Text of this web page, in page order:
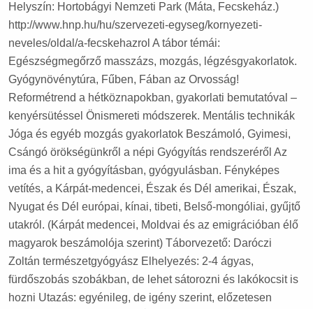
Helyszín: Hortobágyi Nemzeti Park (Máta, Fecskeház.)
http://www.hnp.hu/hu/szervezeti-egyseg/kornyezeti-
neveles/oldal/a-fecskehazrol A tábor témái:
Egészségmegőrző masszázs, mozgás, légzésgyakorlatok.
Gyógynövénytúra, Fűben, Fában az Orvosság!
Reformétrend a hétköznapokban, gyakorlati bemutatóval –
kenyérsütéssel Önismereti módszerek. Mentális technikák
Jóga és egyéb mozgás gyakorlatok Beszámoló, Gyimesi,
Csángó örökségünkről a népi Gyógyítás rendszeréről Az
ima és a hit a gyógyításban, gyógyulásban. Fényképes
vetítés, a Kárpát-medencei, Észak és Dél amerikai, Észak,
Nyugat és Dél európai, kínai, tibeti, Belső-mongóliai, gyűjtő
utakról. (Kárpát medencei, Moldvai és az emigrációban élő
magyarok beszámolója szerint) Táborvezető: Daróczi
Zoltán természetgyógyász Elhelyezés: 2-4 ágyas,
fürdőszobás szobákban, de lehet sátorozni és lakókocsit is
hozni Utazás: egyénileg, de igény szerint, előzetesen